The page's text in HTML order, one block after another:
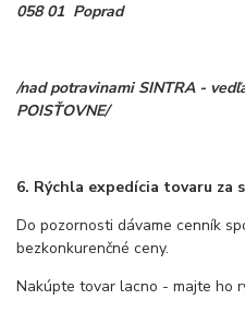
058 01 Poprad
/nad potravinami SINTRA -
POISŤOVNE/
6. Rýchla expedícia tovaru za
Do pozornosti dávame cenník
bezkonkurenčné ceny.
Nakúpte tovar lacno - majte ho